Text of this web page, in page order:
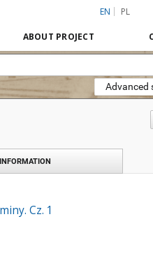
EN PL
ABOUT PROJECT
Advanced
INFORMATION
Cz. 1